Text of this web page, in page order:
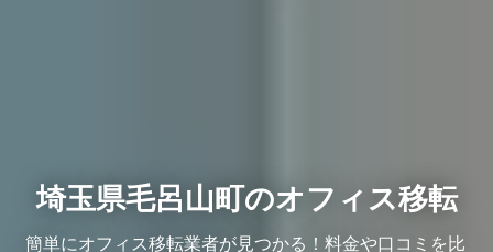
埼玉県毛呂山町のオフィス移転
簡単にオフィス移転業者が見つかる！料金や口コミを比